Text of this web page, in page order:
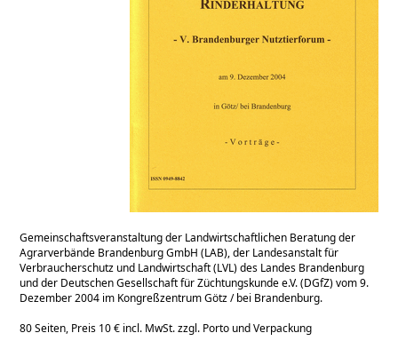
Gemeinschaftsveranstaltung der Landwirtschaftlichen Beratung der
Agrarverbände Brandenburg GmbH (LAB), der Landesanstalt für
Verbraucherschutz und Landwirtschaft (LVL) des Landes Brandenburg
und der Deutschen Gesellschaft für Züchtungskunde e.V. (DGfZ) vom 9.
Dezember 2004 im Kongreßzentrum Götz / bei Brandenburg.
80 Seiten, Preis 10 € incl. MwSt. zzgl. Porto und Verpackung